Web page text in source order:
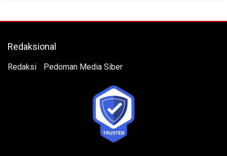
Redaksional
Redaksi Pedoman Media Siber